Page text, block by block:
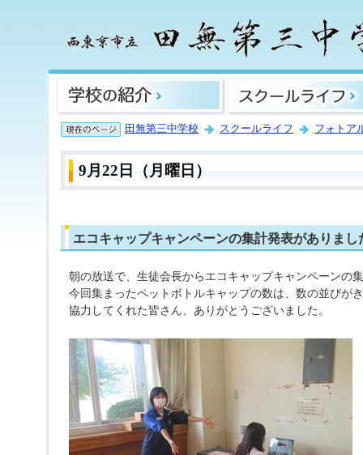
田無第三中学校 スクールライフ フォトア
9月22日（月曜日）
エコキャップキャンペーンの集計発表がありまし
朝の放送で、生徒会長からエコキャップキャンペーンの
今回集まったペットボトルキャップの数は、数の並びが
協力してくれた皆さん、ありがとうございました。